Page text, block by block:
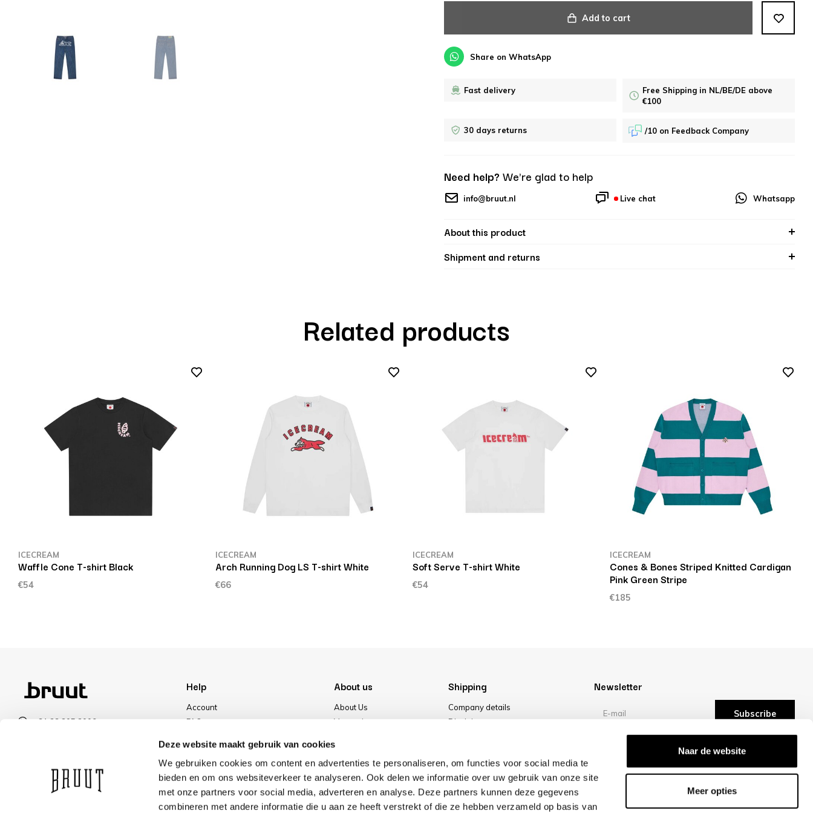
Deze website maakt gebruik van cookies
We gebruiken cookies om content en advertenties te personaliseren, om functies voor social media te
bieden en om ons websiteverkeer te analyseren. Ook delen we informatie over uw gebruik van onze site
met onze partners voor social media, adverteren en analyse. Deze partners kunnen deze gegevens
combineren met andere informatie die u aan ze heeft verstrekt of die ze hebben verzameld op basis van
Naar de website
Meer opties
Add to cart
Share on WhatsApp
Fast delivery
Free Shipping in NL/BE/DE above
€100
30 days returns /10 on Feedback Company
Need help? We're glad to help
info@bruut.nl Live chat Whatsapp
About this product
Shipment and returns
Related products
ICECREAM
Waffle Cone T-shirt Black
€54
ICECREAM
Arch Running Dog LS T-shirt White
€66
ICECREAM
Soft Serve T-shirt White
€54
ICECREAM
Cones & Bones Striped Knitted Cardigan
Pink Green Stripe
€185
+31 23 205 2006
VIEW OPENING HOURS
Help
Account
FAQ
Payment Methods
Shipping
Discount
About us
About Us
Vacancies
Our store
Shipping
Company details
Disclaimer
Cookies
Newsletter
Subscribe
/10 -